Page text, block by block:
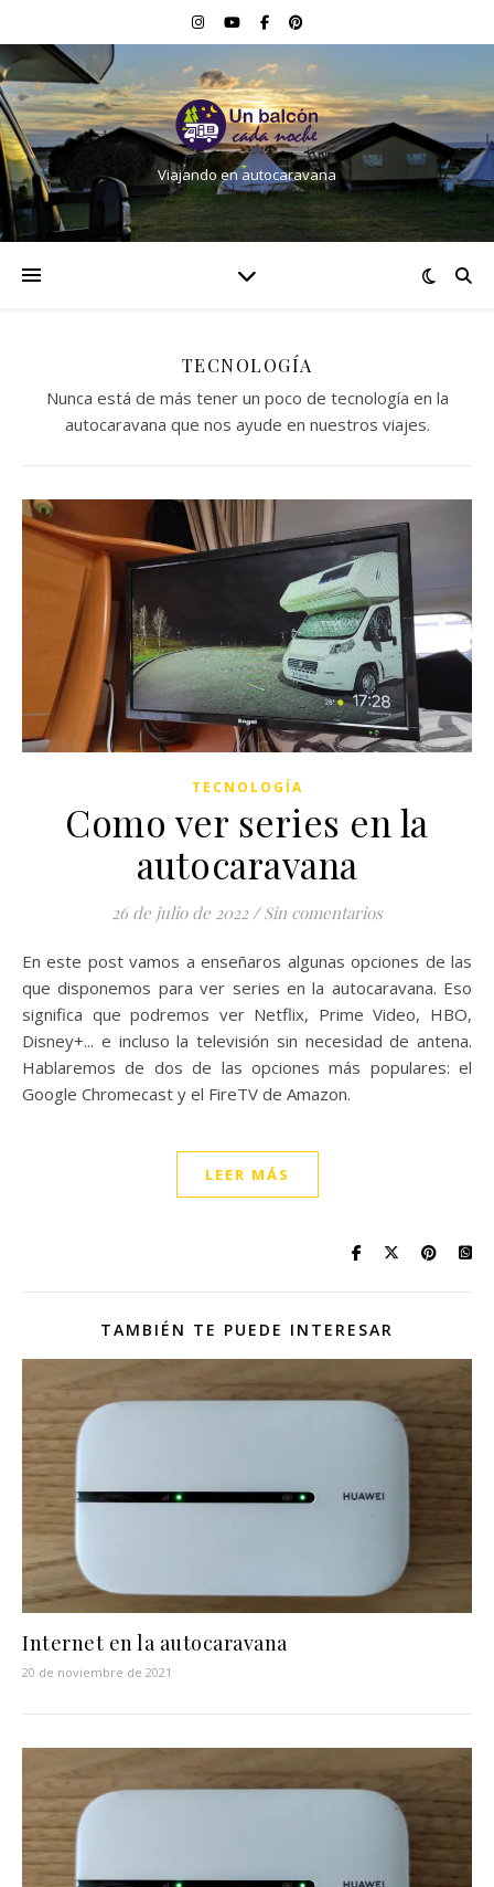
Viajando en autocaravana
TECNOLOGÍA
Nunca está de más tener un poco de tecnología en la
autocaravana que nos ayude en nuestros viajes.
TECNOLOGÍA
Como ver series en la
autocaravana
26 de julio de 2022 / Sin comentarios
En este post vamos a enseñaros algunas opciones de las
que disponemos para ver series en la autocaravana. Eso
significa que podremos ver Netflix, Prime Video, HBO,
Disney+... e incluso la televisión sin necesidad de antena.
Hablaremos de dos de las opciones más populares: el
Google Chromecast y el FireTV de Amazon.
LEER MÁS
TAMBIÉN TE PUEDE INTERESAR
Internet en la autocaravana
20 de noviembre de 2021